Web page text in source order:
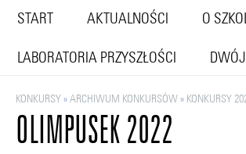
START AKTUALNOŚCI O
LABORATORIA PRZYSZŁOŚCI
OLIMPUSEK 2022
KONKURSY»ARCHIWUM KONKURSÓW» KONKURSY